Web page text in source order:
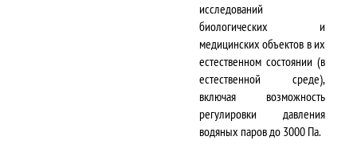
исследований
биологических и
медицинских объектов в их
естественном состоянии (в
естественной среде),
включая возможность
регулировки давления
водяных паров до 3000 Па.